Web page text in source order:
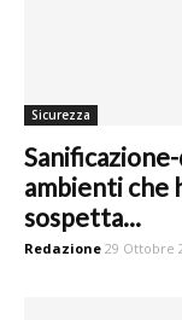
Sicurezza
ambienti che
sospetta...
Redazione 29 Ottobre